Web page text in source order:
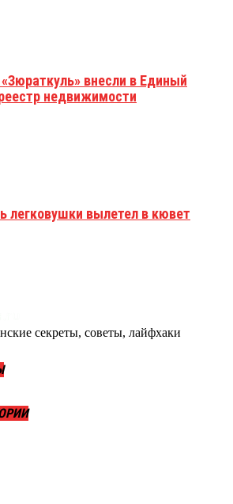
внесли в Единый
недвижимости
легковушки вылетел в кювет
секреты, советы, лайфхаки